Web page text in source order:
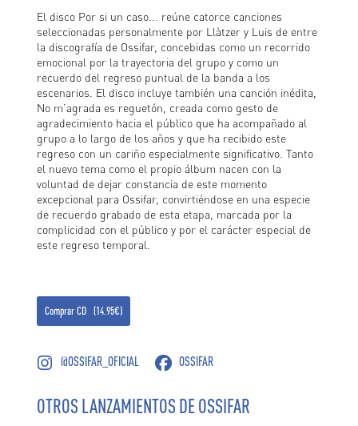
El disco Por si un caso... reúne catorce canciones
seleccionadas personalmente por Llàtzer y Luis de entre
la discografía de Ossifar, concebidas como un recorrido
emocional por la trayectoria del grupo y como un
recuerdo del regreso puntual de la banda a los
escenarios. El disco incluye también una canción inédita,
No m’agrada es reguetón, creada como gesto de
agradecimiento hacia el público que ha acompañado al
grupo a lo largo de los años y que ha recibido este
regreso con un cariño especialmente significativo. Tanto
el nuevo tema como el propio álbum nacen con la
voluntad de dejar constancia de este momento
excepcional para Ossifar, convirtiéndose en una especie
de recuerdo grabado de esta etapa, marcada por la
complicidad con el público y por el carácter especial de
este regreso temporal.
Comprar CD (14.95€)
@OSSIFAR_OFICIAL OSSIFAR
OTROS LANZAMIENTOS DE OSSIFAR